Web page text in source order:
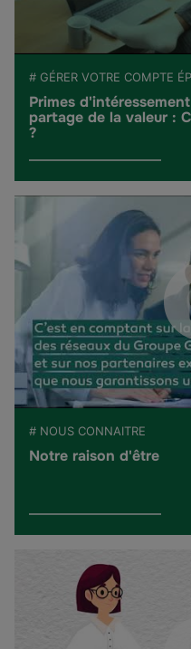
# GÉRER VOTRE COMPTE
Primes
partage de la valeur :
?
# NOUS CONNAITRE
Notre raison d'être